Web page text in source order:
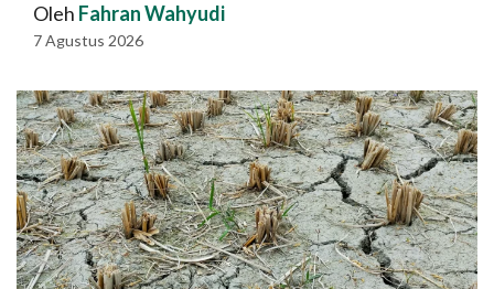
Oleh Fahran Wahyudi
7 Agustus 2026